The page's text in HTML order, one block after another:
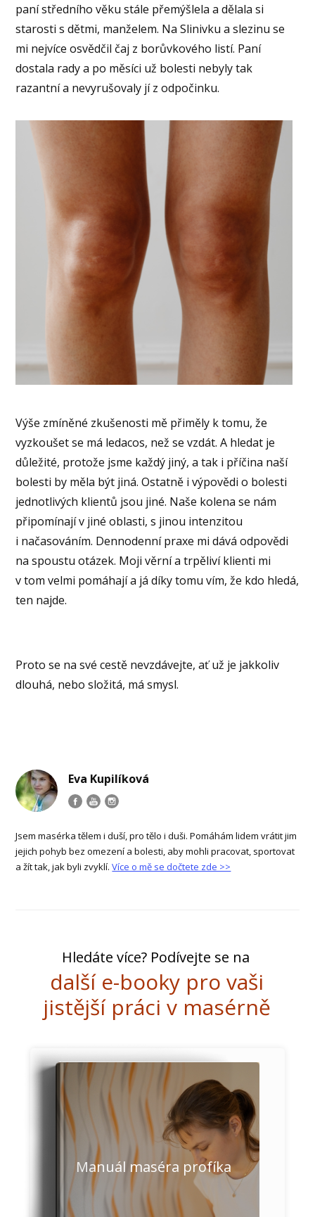
paní středního věku stále přemýšlela a dělala si
starosti s dětmi, manželem. Na Slinivku a slezinu se
mi nejvíce osvědčil čaj z borůvkového listí. Paní
dostala rady a po měsíci už bolesti nebyly tak
razantní a nevyrušovaly jí z odpočinku.
Výše zmíněné zkušenosti mě přiměly k tomu, že
vyzkoušet se má ledacos, než se vzdát. A hledat je
důležité, protože jsme každý jiný, a tak i příčina naší
bolesti by měla být jiná. Ostatně i výpovědi o bolesti
jednotlivých klientů jsou jiné. Naše kolena se nám
připomínají v jiné oblasti, s jinou intenzitou
i načasováním. Dennodenní praxe mi dává odpovědi
na spoustu otázek. Moji věrní a trpěliví klienti mi
v tom velmi pomáhají a já díky tomu vím, že kdo hledá,
ten najde.
Proto se na své cestě nevzdávejte, ať už je jakkoliv
dlouhá, nebo složitá, má smysl.
Eva Kupilíková
Jsem masérka tělem i duší, pro tělo i duši. Pomáhám lidem vrátit jim
jejich pohyb bez omezení a bolesti, aby mohli pracovat, sportovat
a žít tak, jak byli zvyklí.Více o mě se dočtete zde >>
Hledáte více? Podívejte se na
další e-booky pro vaši
jistější práci v masérně
Manuál maséra profíka